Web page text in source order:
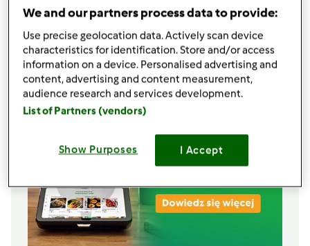
1-2laskiwanilii,tylko nasiona
truskawek,
umytych i oszypułkowanych
Lista zakupów
We and our partners process data to provide:
Use precise geolocation data. Actively scan device
characteristics for identification. Store and/or access
information on a device. Personalised advertising and
content, advertising and content measurement,
audience research and services development.
List of Partners (vendors)
Show Purposes I Accept